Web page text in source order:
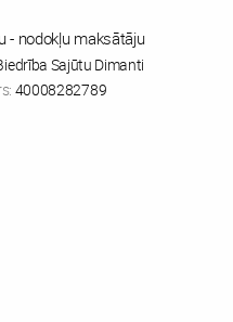
- nodokļu maksātāju
Sajūtu Dimanti
40008282789